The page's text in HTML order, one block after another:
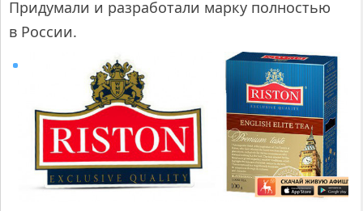
Придумали и разработали марку полностью
в России.